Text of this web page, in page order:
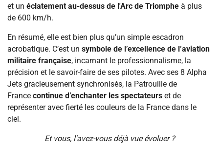
et un éclatement au-dessus de l'Arc de Triomphe à plus
de 600 km/h.
En résumé, elle est bien plus qu’un simple escadron
acrobatique. C’est un symbole de l’excellence de l’aviation
militaire française, incarnant le professionnalisme, la
précision et le savoir-faire de ses pilotes. Avec ses 8 Alpha
Jets gracieusement synchronisés, la Patrouille de
France continue d’enchanter les spectateurs et de
représenter avec fierté les couleurs de la France dans le
ciel.
Et vous, l'avez-vous déjà vue évoluer ?